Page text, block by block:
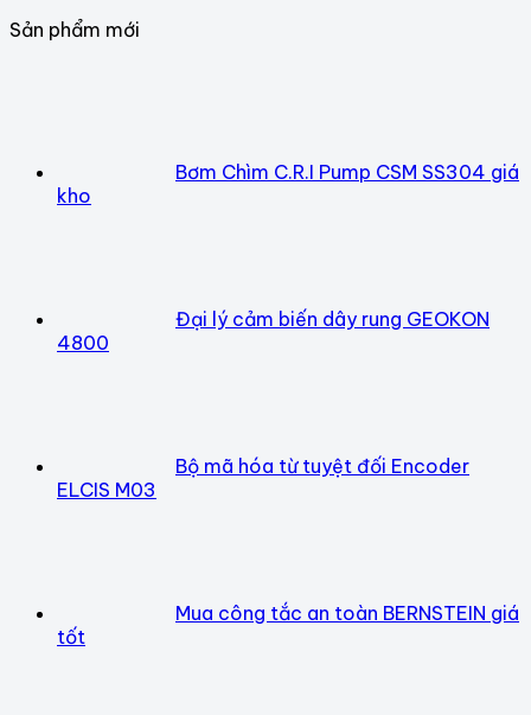
Sản phẩm mới
Bơm Chìm C.R.I Pump CSM SS304 giá
kho
Đại lý cảm biến dây rung GEOKON
4800
Bộ mã hóa từ tuyệt đối Encoder
ELCIS M03
Mua công tắc an toàn BERNSTEIN giá
tốt